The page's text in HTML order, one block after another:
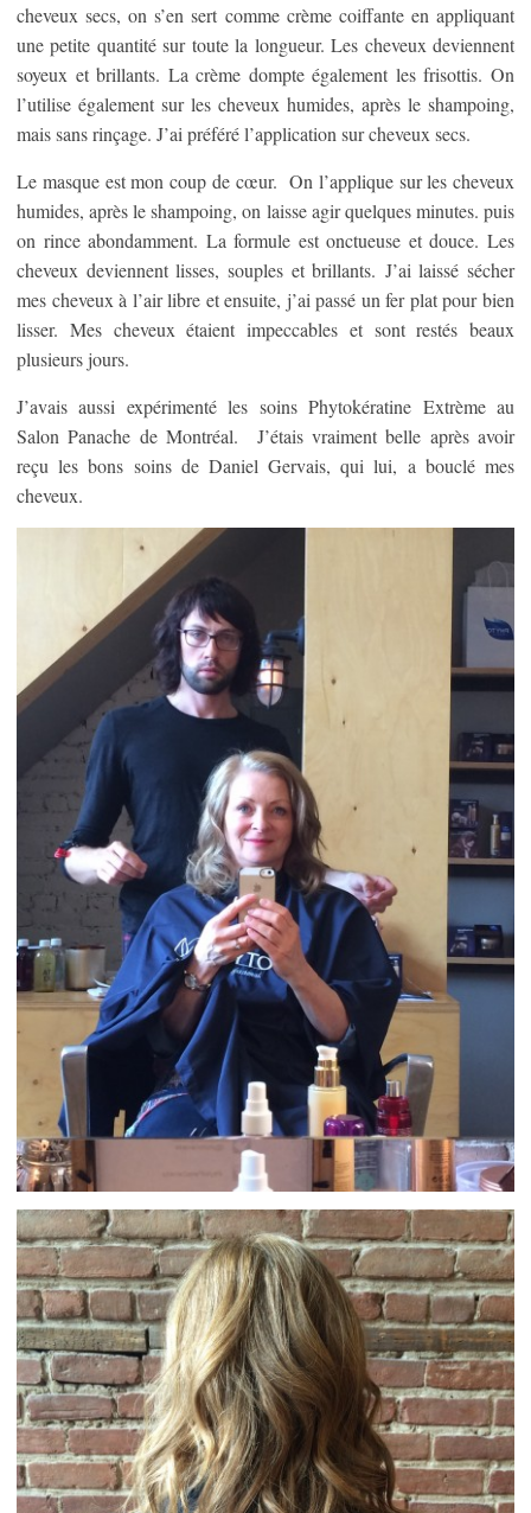
cheveux secs, on s’en sert comme crème coiffante en appliquant
une petite quantité sur toute la longueur. Les cheveux deviennent
soyeux et brillants. La crème dompte également les frisottis. On
l’utilise également sur les cheveux humides, après le shampoing,
mais sans rinçage. J’ai préféré l’application sur cheveux secs.
Le masque est mon coup de cœur. On l’applique sur les cheveux
humides, après le shampoing, on laisse agir quelques minutes. puis
on rince abondamment. La formule est onctueuse et douce. Les
cheveux deviennent lisses, souples et brillants. J’ai laissé sécher
mes cheveux à l’air libre et ensuite, j’ai passé un fer plat pour bien
lisser. Mes cheveux étaient impeccables et sont restés beaux
plusieurs jours.
J’avais aussi expérimenté les soins Phytokératine Extrème au
Salon Panache de Montréal. J’étais vraiment belle après avoir
reçu les bons soins de Daniel Gervais, qui lui, a bouclé mes
cheveux.